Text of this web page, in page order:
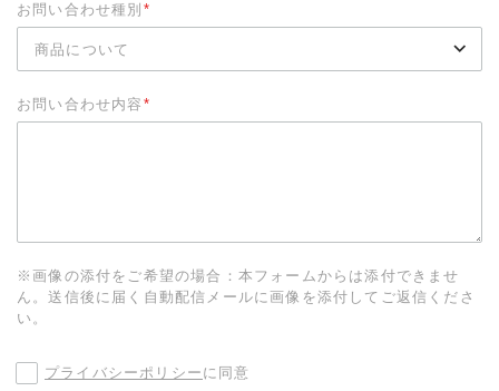
お問い合わせ種別 *
お問い合わせ内容 *
※画像の添付をご希望の場合：本フォームからは添付できませ
ん。送信後に届く自動配信メールに画像を添付してご返信くださ
い。
プライバシーポリシー に同意